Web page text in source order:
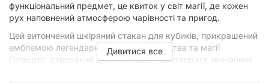
функціональний предмет, це квиток у світ магії, де кожен
рух наповнений атмосферою чарівності та пригод.
Цей витончений шкіряний стакан для кубиків, прикрашений
емблемою легендарної школи чарівництва та магії
Гоґвортс, створений для того, щоб перетворити звичайний
Дивитися все